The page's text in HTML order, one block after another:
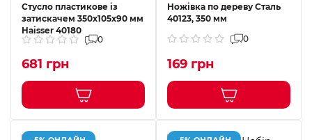
Стусло пластикове із
затискачем 350х105х90 мм
Haisser 40180
0
681 грн
Ножівка по дереву Сталь
40123, 350 мм
0
169 грн